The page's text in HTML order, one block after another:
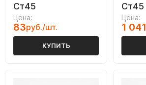
Ст45
Цена:
83руб./шт.
КУПИТЬ
Ст45
Цена:
1 041